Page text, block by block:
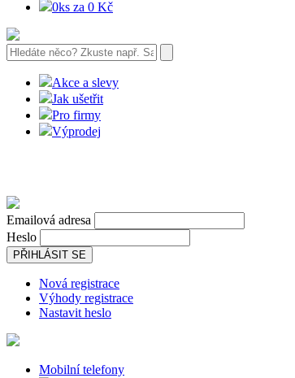
0ks za 0 Kč
Akce a slevy
Jak ušetřit
Pro firmy
Výprodej
Emailová adresa
Heslo
PŘIHLÁSIT SE
Nová registrace
Výhody registrace
Nastavit heslo
Mobilní telefony